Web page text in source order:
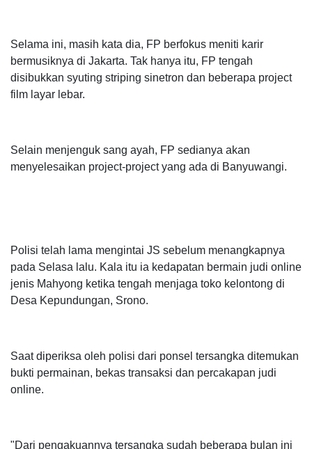
Selama ini, masih kata dia, FP berfokus meniti karir
bermusiknya di Jakarta. Tak hanya itu, FP tengah
disibukkan syuting striping sinetron dan beberapa project
film layar lebar.
Selain menjenguk sang ayah, FP sedianya akan
menyelesaikan project-project yang ada di Banyuwangi.
Polisi telah lama mengintai JS sebelum menangkapnya
pada Selasa lalu. Kala itu ia kedapatan bermain judi online
jenis Mahyong ketika tengah menjaga toko kelontong di
Desa Kepundungan, Srono.
Saat diperiksa oleh polisi dari ponsel tersangka ditemukan
bukti permainan, bekas transaksi dan percakapan judi
online.
"Dari pengakuannya tersangka sudah beberapa bulan ini